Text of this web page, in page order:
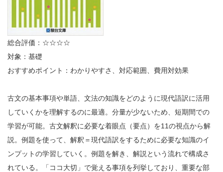
総合評価：☆☆☆☆
対象：基礎
おすすめポイント：わかりやすさ、対応範囲、費用対効果
古文の基本事項や単語、文法の知識をどのように現代語訳に活用
していくかを理解するのに最適。分量が少ないため、短期間での
学習が可能。古文解釈に必要な着眼点（要点）を11の視点から解
説。例題を使って、解釈＝現代語訳をするために必要な知識のイ
ンプットの学習していく。例題を解き、解説という流れで構成さ
れている。「ココ大切」で覚える事項を列挙しており、重要な部